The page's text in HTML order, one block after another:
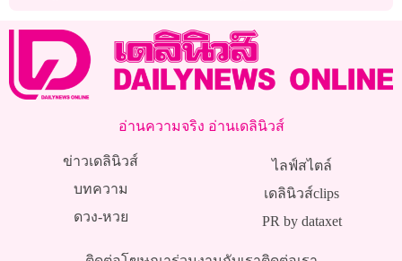
อ่านความจริง อ่านเดลินิวส์
ข่าวเดลินิวส์
บทความ
ดวง-หวย
ไลฟ์สไตล์
เดลินิวส์clips
PR by dataxet